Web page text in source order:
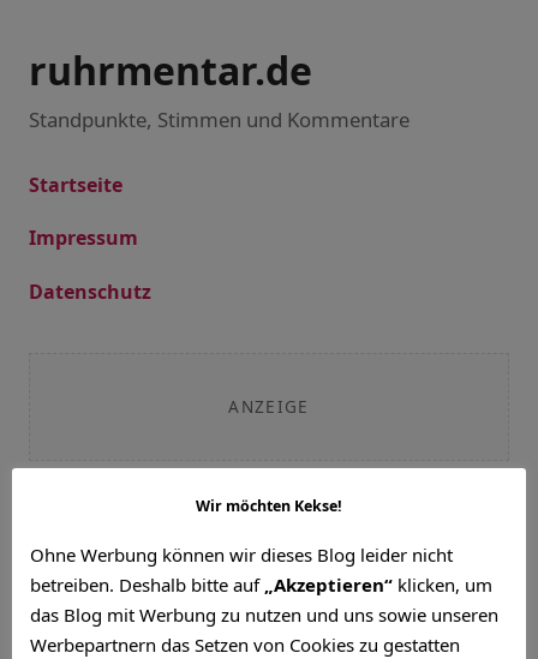
ruhrmentar.de
Standpunkte, Stimmen und Kommentare
Startseite
Impressum
Datenschutz
ANZEIGE
Schlagwort:
Aufmerksamkeit
Wir möchten Kekse!
Ohne Werbung können wir dieses Blog leider nicht
betreiben. Deshalb bitte auf „Akzeptieren“ klicken, um
das Blog mit Werbung zu nutzen und uns sowie unseren
Werbepartnern das Setzen von Cookies zu gestatten